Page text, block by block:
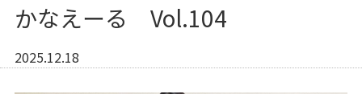
かなえーる Vol.104
2025.12.18